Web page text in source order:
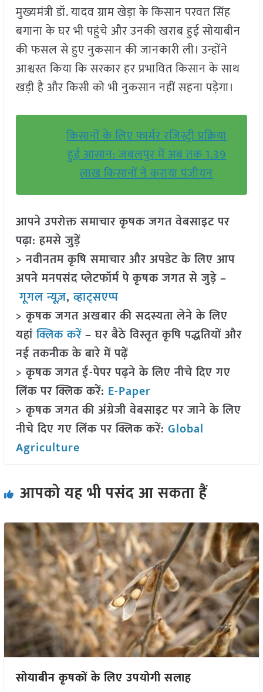
मुख्यमंत्री डॉ. यादव ग्राम खेड़ा के किसान परवत सिंह
बगाना के घर भी पहुंचे और उनकी खराब हुई सोयाबीन
की फसल से हुए नुकसान की जानकारी ली। उन्होंने
आश्वस्त किया कि सरकार हर प्रभावित किसान के साथ
खड़ी है और किसी को भी नुकसान नहीं सहना पड़ेगा।
किसानों के लिए फार्मर रजिस्ट्री प्रक्रिया
हुई आसान: जबलपुर में अब तक 1.39
लाख किसानों ने कराया पंजीयन
आपने उपरोक्त समाचार कृषक जगत वेबसाइट पर
पढ़ा: हमसे जुड़ें
> नवीनतम कृषि समाचार और अपडेट के लिए आप
अपने मनपसंद प्लेटफॉर्म पे कृषक जगत से जुड़े –
गूगल न्यूज़,व्हाट्सएप्प
> कृषक जगत अखबार की सदस्यता लेने के लिए
यहांक्लिक करें– घर बैठे विस्तृत कृषि पद्धतियों और
नई तकनीक के बारे में पढ़ें
> कृषक जगत ई-पेपर पढ़ने के लिए नीचे दिए गए
लिंक पर क्लिक करें: E-Paper
> कृषक जगत की अंग्रेजी वेबसाइट पर जाने के लिए
नीचे दिए गए लिंक पर क्लिक करें: Global
Agriculture
आपको यह भी पसंद आ सकता हैं
सोयाबीन कृषकों के लिए उपयोगी सलाह